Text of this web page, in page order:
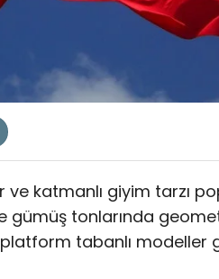
ve katmanlı giyim tarzı
gümüş tonlarında
tabanlı modeller